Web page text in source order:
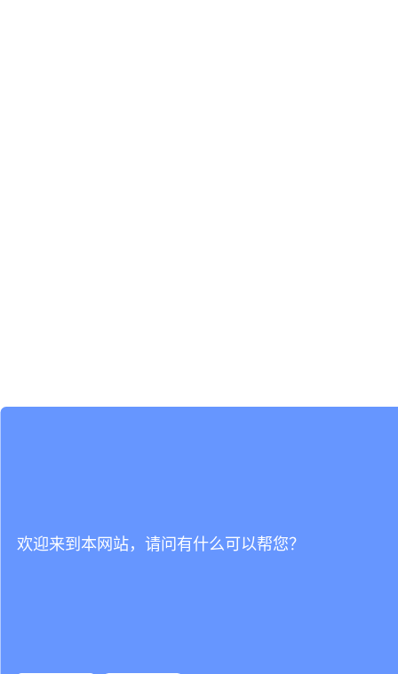
欢迎来到本网站，请问有什么可以帮您？